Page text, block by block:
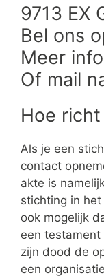
9713 EX
Bel ons
Meer
Of mail
Hoe
Als je een
contact
akte is
stichting in
ook mogelijk
een
zijn dood de
een